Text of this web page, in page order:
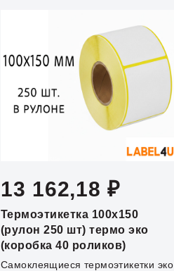
13 162,18 ₽
Термоэтикетка 100x150
(рулон 250 шт) термо эко
(коробка 40 роликов)
Самоклеящиеся термоэтикетки эко